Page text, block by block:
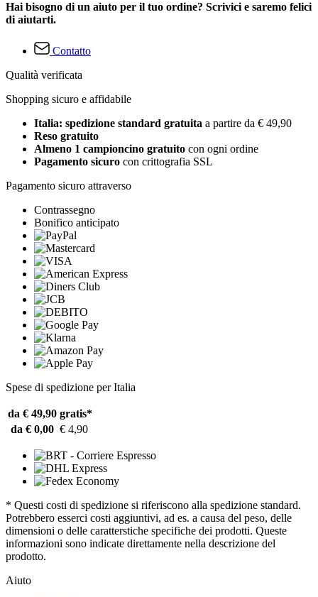
Hai bisogno di un aiuto per il tuo ordine? Scrivici e saremo felici
di aiutarti.
Contatto
Qualità verificata
Shopping sicuro e affidabile
Italia: spedizione standard gratuita a partire da € 49,90
Reso gratuito
Almeno 1 campioncino gratuito con ogni ordine
Pagamento sicuro con crittografia SSL
Pagamento sicuro attraverso
Contrassegno
Bonifico anticipato
Spese di spedizione per Italia
da € 49,90 gratis*
da € 0,00 € 4,90
* Questi costi di spedizione si riferiscono alla spedizione standard.
Potrebbero esserci costi aggiuntivi, ad es. a causa del peso, delle
dimensioni o delle caratterstiche specifiche dei prodotti. Queste
informazioni sono indicate direttamente nella descrizione del
prodotto.
Aiuto